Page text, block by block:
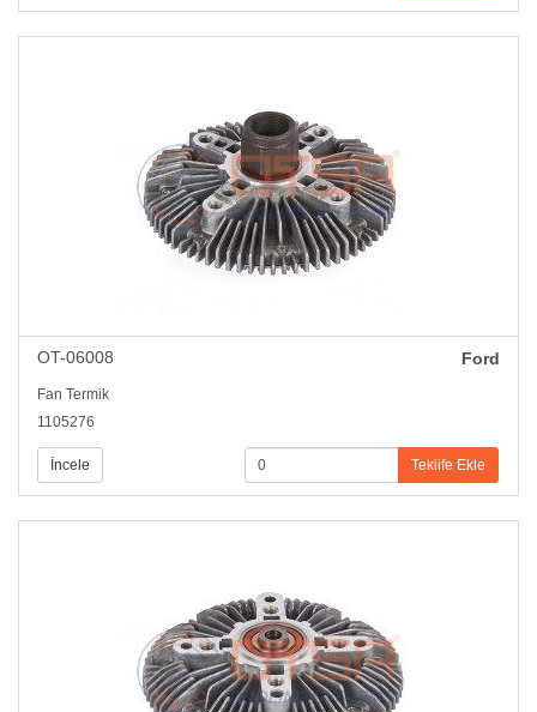
OT-06008 Ford
Fan Termik
1105276
İncele Teklife Ekle